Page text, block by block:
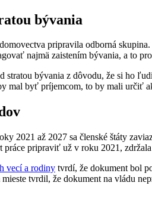
bývania
pripravila odborná
najmä zaistením bývania, a to
stratou bývania z dôvodu, že si ho
mal byť príjemcom, to by mali určiť
2021 až 2027 sa členské štáty
práce pripraviť už v roku 2021,
vecí a rodiny tvrdí, že dokument bol
mieste tvrdil, že dokument na vládu